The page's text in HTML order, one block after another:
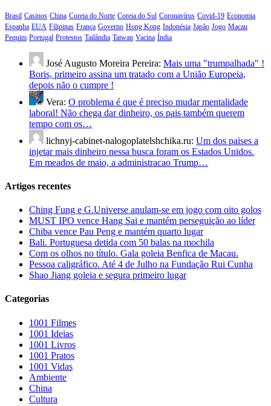
Brasil Casinos China Coreia do Norte Coreia do Sul Coronavírus Covid-19 Economia
Espanha EUA Filipinas França Governo Hong Kong Indonésia Japão Jogo Macau
Pequim Portugal Protestos Tailândia Taiwan Vacina Índia
José Augusto Moreira Pereira: Mais uma "trumpalhada" !
Boris, primeiro assina um tratado com a União Europeia,
depois não o cumpre !
Vera: O problema é que é preciso mudar mentalidade
laboral! Não chega dar dinheiro, os pais também querem
tempo com os…
lichnyj-cabinet-nalogoplatelshchika.ru: Um dos paises a
injetar mais dinheiro nessa busca foram os Estados Unidos.
Em meados de maio, a administracao Trump…
Artigos recentes
Ching Fung e G.Universe anulam-se em jogo com oito golos
MUST IPO vence Hang Sai e mantém perseguição ao líder
Chiba vence Pau Peng e mantém quarto lugar
Bali. Portuguesa detida com 50 balas na mochila
Com os olhos no título. Gala goleia Benfica de Macau.
Pessoa caligráfico. Até 4 de Julho na Fundação Rui Cunha
Shao Jiang goleia e segura primeiro lugar
Categorias
1001 Filmes
1001 Ideias
1001 Livros
1001 Pratos
1001 Vidas
Ambiente
China
Cultura